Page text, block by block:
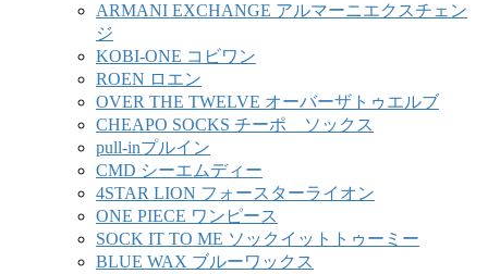
ARMANI EXCHANGE アルマーニエクスチェン
ジ
KOBI-ONE コビワン
ROEN ロエン
OVER THE TWELVE オーバーザトゥエルブ
CHEAPO SOCKS チーポ ソックス
pull-inプルイン
CMD シーエムディー
4STAR LION フォースターライオン
ONE PIECE ワンピース
SOCK IT TO ME ソックイットトゥーミー
BLUE WAX ブルーワックス